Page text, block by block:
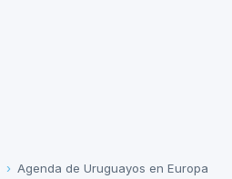
› Agenda de Uruguayos en Europa